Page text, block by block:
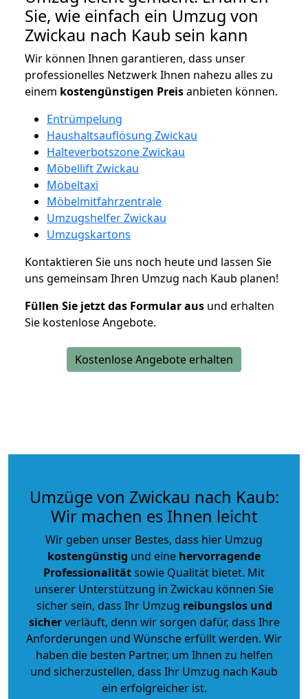
Sie, wie einfach ein Umzug von
Zwickau nach Kaub sein kann
Wir können Ihnen garantieren, dass unser
professionelles Netzwerk Ihnen nahezu alles zu
einem kostengünstigen Preisanbieten können.
Entrümpelung
Haushaltsauflösung Zwickau
Halteverbotszone Zwickau
Möbellift Zwickau
Möbeltaxi
Möbelmitfahrzentrale
Umzugshelfer Zwickau
Umzugskartons
Kontaktieren Sie uns noch heute und lassen Sie
uns gemeinsam Ihren Umzug nach Kaub planen!
Füllen Sie jetzt das Formular aus und erhalten
Sie kostenlose Angebote.
Kostenlose Angebote erhalten
Umzüge von Zwickau nach Kaub:
Wir machen es Ihnen leicht
Wir geben unser Bestes, dass hier Umzug
kostengünstig und eine hervorragende
Professionalitätsowie Qualität bietet. Mit
unserer Unterstützung in Zwickau können Sie
sicher sein, dass Ihr Umzug reibungslos und
sicherverläuft, denn wir sorgen dafür, dass Ihre
Anforderungen und Wünsche erfüllt werden. Wir
haben die besten Partner, um Ihnen zu helfen
und sicherzustellen, dass Ihr Umzug nach Kaub
ein erfolgreicher ist.